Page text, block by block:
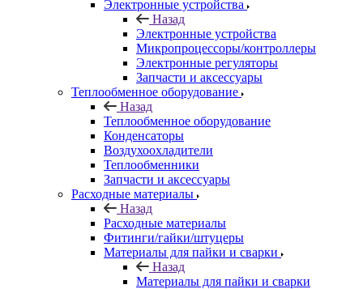
Электронные устройства
Назад
Электронные устройства
Микропроцессоры/контроллеры
Электронные регуляторы
Запчасти и аксессуары
Теплообменное оборудование
Назад
Теплообменное оборудование
Конденсаторы
Воздухоохладители
Теплообменники
Запчасти и аксессуары
Расходные материалы
Назад
Расходные материалы
Фитинги/гайки/штуцеры
Материалы для пайки и сварки
Назад
Материалы для пайки и сварки